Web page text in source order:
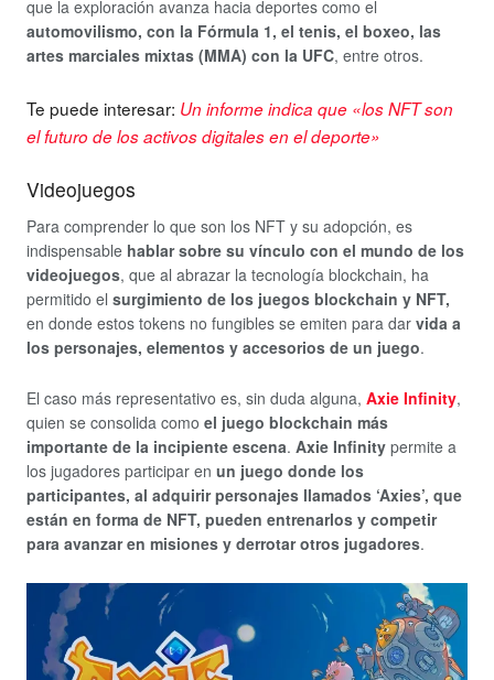
que la exploración avanza hacia deportes como el
automovilismo, con la Fórmula 1, el tenis, el boxeo, las
artes marciales mixtas (MMA) con la UFC, entre otros.
Te puede interesar: Un informe indica que «los NFT son
el futuro de los activos digitales en el deporte»
Videojuegos
Para comprender lo que son los NFT y su adopción, es
indispensable hablar sobre su vínculo con el mundo de los
videojuegos, que al abrazar la tecnología blockchain, ha
permitido el surgimiento de los juegos blockchain y NFT,
en donde estos tokens no fungibles se emiten para dar vida a
los personajes, elementos y accesorios de un juego.
El caso más representativo es, sin duda alguna, Axie Infinity,
quien se consolida como el juego blockchain más
importante de la incipiente escena. Axie Infinity permite a
los jugadores participar en un juego donde los
participantes, al adquirir personajes llamados ‘Axies’, que
están en forma de NFT, pueden entrenarlos y competir
para avanzar en misiones y derrotar otros jugadores.